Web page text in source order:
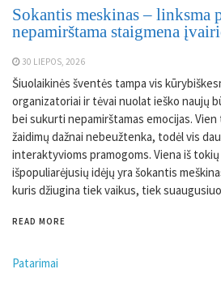
Sokantis meskinas – linksma
nepamirštama staigmena
30 LIEPOS, 2026
Šiuolaikinės šventės tampa vis
organizatoriai ir tėvai nuolat ieško naujų
bei sukurti nepamirštamas emocijas.
žaidimų dažnai nebeužtenka, todėl vis
interaktyvioms pramogoms. Viena iš
išpopuliarėjusių idėjų yra šokantis
kuris džiugina tiek vaikus, tiek
READ MORE
Patarimai